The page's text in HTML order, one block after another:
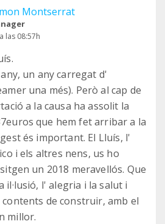
Montserrat
las 08:57h
un any carregat d'
una més). Però al cap de
a la causa ha assolit la
que hem fet arribar a la
és important. El Lluís, l'
i els altres nens, us ho
un 2018 meravellós. Que
il·lusió, l' alegria i la salut i
de construir, amb el
millor.